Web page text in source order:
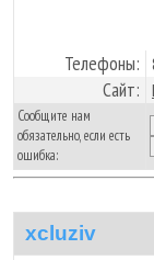
Телефоны:
Сайт:
Сообщите нам
обязательно, если есть
ошибка:
xcluziv